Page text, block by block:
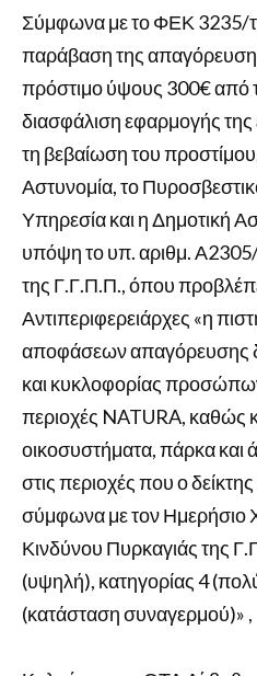
Σύμφωνα με το ΦΕΚ 3235/
παράβαση της απαγόρευσης
πρόστιμο ύψους 300€ από
διασφάλιση εφαρμογής
τη βεβαίωση του
Αστυνομία, το
Υπηρεσία και η Δημοτική
υπόψη το υπ. αριθμ.
της Γ.Γ.Π.Π., όπου
Αντιπεριφερειάρχες «η
αποφάσεων απαγόρευσης
και κυκλοφορίας
περιοχές NATURA, καθώς
οικοσυστήματα, πάρκα και
στις περιοχές που ο
σύμφωνα με τον Ημερήσιο
Κινδύνου Πυρκαγιάς της
(υψηλή), κατηγορίας 4
(κατάσταση συναγερμού)» ,